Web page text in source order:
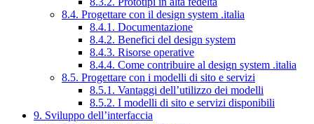
8.4. Progettare con il design system .italia
8.4.1. Documentazione
8.4.2. Benefici del design system
8.4.3. Risorse operative
8.4.4. Come contribuire al design system .italia
8.5. Progettare con i modelli di sito e servizi
8.5.1. Vantaggi dell’utilizzo dei modelli
8.5.2. I modelli di sito e servizi disponibili
9. Sviluppo dell’interfaccia